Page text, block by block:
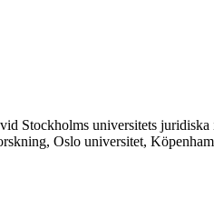
Stockholms universitets
Oslo universitet,